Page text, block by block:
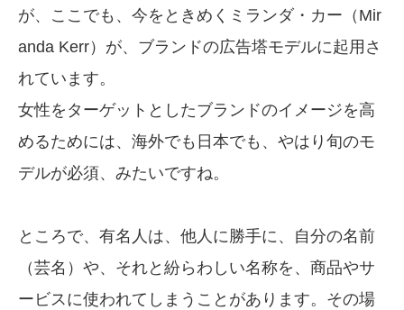
が、ここでも、今をときめくミランダ・カー（Mir
anda Kerr）が、ブランドの広告塔モデルに起用さ
れています。
女性をターゲットとしたブランドのイメージを高
めるためには、海外でも日本でも、やはり旬のモ
デルが必須、みたいですね。
ところで、有名人は、他人に勝手に、自分の名前
（芸名）や、それと紛らわしい名称を、商品やサ
ービスに使われてしまうことがあります。その場